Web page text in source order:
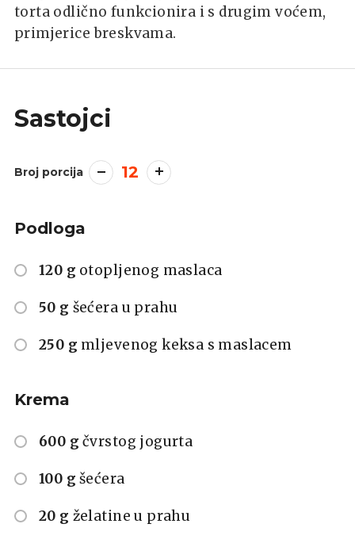
torta odlično funkcionira i s drugim voćem,
primjerice breskvama.
Sastojci
Broj porcija 12
Podloga
120 g otopljenog maslaca
50 g šećera u prahu
250 g mljevenog keksa s maslacem
Krema
600 g čvrstog jogurta
100 g šećera
20 g želatine u prahu